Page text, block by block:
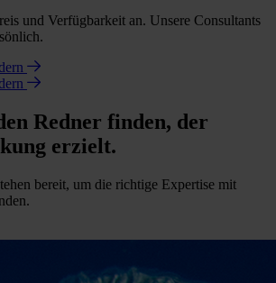
und Verfügbarkeit an. Unsere Consultants
Redner finden, der
erzielt.
bereit, um die richtige Expertise mit